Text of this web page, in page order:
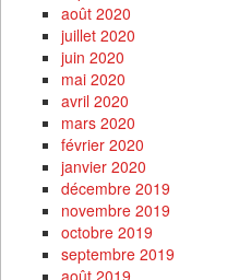
août 2020
juillet 2020
juin 2020
mai 2020
avril 2020
mars 2020
février 2020
janvier 2020
décembre 2019
novembre 2019
octobre 2019
septembre 2019
août 2019